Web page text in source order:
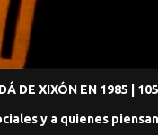
DE XIXÓN EN 1985 |
y a quienes